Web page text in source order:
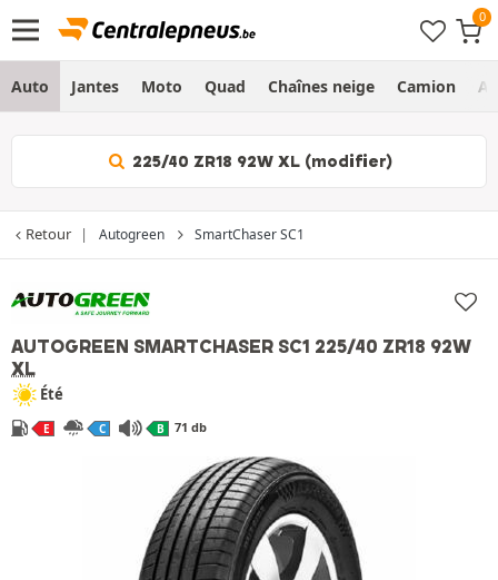
Auto Jantes Moto Quad Chaînes neige Camion
225/40 ZR18 92W XL (modifier)
Retour Autogreen SmartChaser SC1
AUTOGREEN SMARTCHASER SC1 225/40 ZR18 92W
XL
Été
E C B 71 db